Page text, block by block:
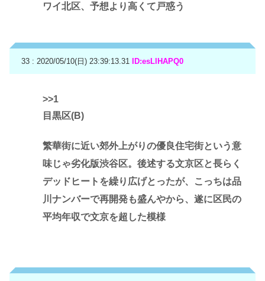
ワイ北区、予想より高くて戸惑う
33 : 2020/05/10(日) 23:39:13.31 ID:esLlHAPQ0
>>1
目黒区(B)
繁華街に近い郊外上がりの優良住宅街という意
味じゃ劣化版渋谷区。後述する文京区と長らく
デッドヒートを繰り広げとったが、こっちは品
川ナンバーで再開発も盛んやから、遂に区民の
平均年収で文京を超した模様